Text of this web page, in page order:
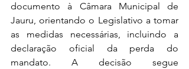
documento à Câmara Municipal de
Jauru, orientando o Legislativo a tomar
as medidas necessárias, incluindo a
declaração oficial da perda do
mandato. A decisão segue